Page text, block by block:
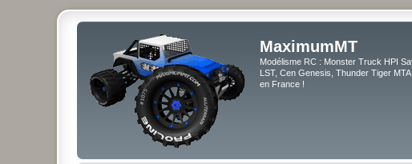
MaximumMT
Modélisme RC : Monster Truck HPI
LST, Cen Genesis, Thunder Tiger
en France !